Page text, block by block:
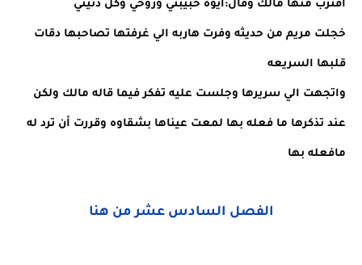
اقترب منها مالك وقال:أيوه حبيبتي وروحي وكل دنيتي
خجلت مريم من حديثه وفرت هاربه الي غرفتها تصاحبها دقات
قلبها السريعه
واتجهت الي سريرها وجلست عليه تفكر فيما قاله مالك ولكن
عند تذكرها ما فعله بها لمعت عيناها بشقاوه وقررت أن ترد له
مافعله بها
الفصل السادس عشر من هنا